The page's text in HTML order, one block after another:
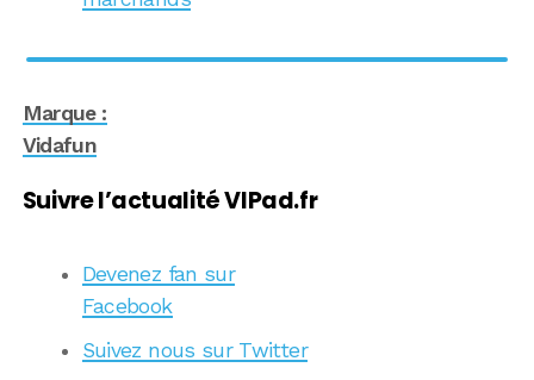
Marque :
Vidafun
Suivre l’actualité VIPad.fr
Devenez fan sur
Facebook
Suivez nous sur Twitter